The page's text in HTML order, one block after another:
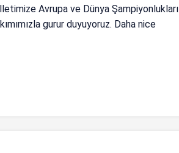
Avrupa ve Dünya Şampiyonlukları
gurur duyuyoruz. Daha nice